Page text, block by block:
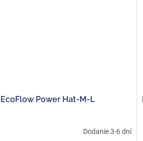
EcoFlow Power Hat-M-L
Dodanie 3-6 dní